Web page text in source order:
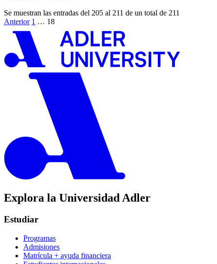
Se muestran las entradas del 205 al 211 de un total de 211
Anterior 1 … 18
Explora la Universidad Adler
Estudiar
Programas
Admisiones
Matrícula + ayuda financiera